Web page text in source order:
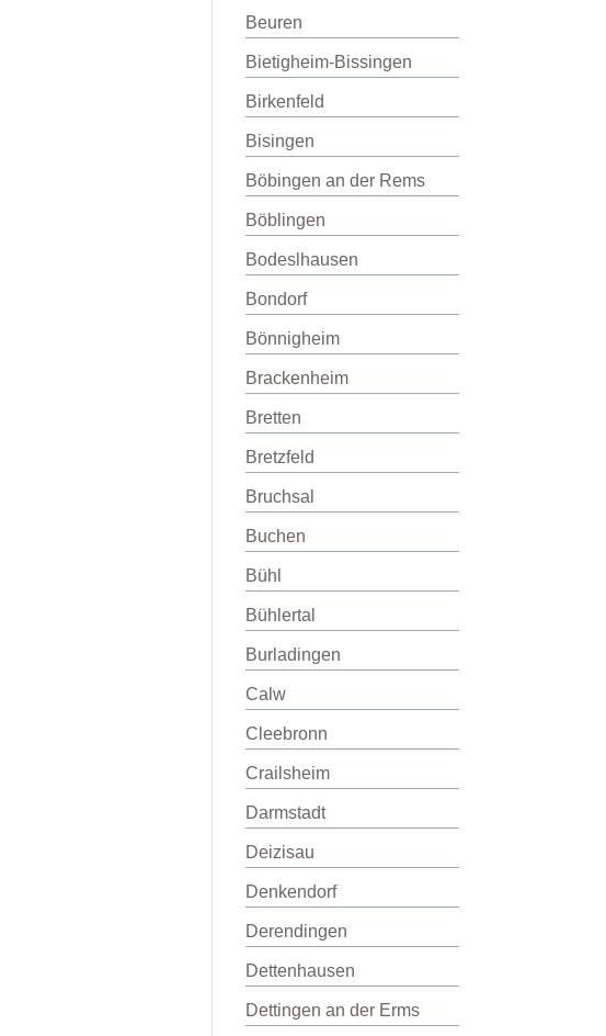
Beuren
Bietigheim-Bissingen
Birkenfeld
Bisingen
Böbingen an der Rems
Böblingen
Bodeslhausen
Bondorf
Bönnigheim
Brackenheim
Bretten
Bretzfeld
Bruchsal
Buchen
Bühl
Bühlertal
Burladingen
Calw
Cleebronn
Crailsheim
Darmstadt
Deizisau
Denkendorf
Derendingen
Dettenhausen
Dettingen an der Erms